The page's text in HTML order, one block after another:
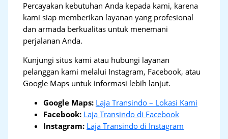
Percayakan kebutuhan Anda kepada kami, karena
kami siap memberikan layanan yang profesional
dan armada berkualitas untuk menemani
perjalanan Anda.
Kunjungi situs kami atau hubungi layanan
pelanggan kami melalui Instagram, Facebook, atau
Google Maps untuk informasi lebih lanjut.
Google Maps: Laja Transindo – Lokasi Kami
Facebook: Laja Transindo di Facebook
Instagram: Laja Transindo di Instagram